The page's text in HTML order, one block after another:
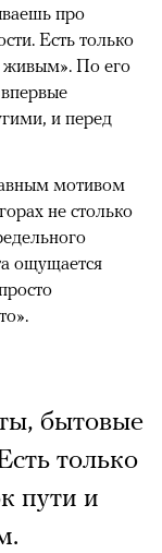
про
Есть только
живым». По его
и перед
мотивом
не столько
ощущается
бытовые
только
пути и